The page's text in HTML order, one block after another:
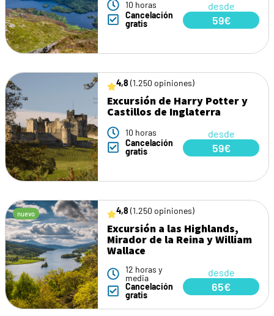
10 horas
Cancelación
gratis
desde
59€
4,8 (1.250 opiniones)
Excursión de Harry Potter y
Castillos de Inglaterra
10 horas
Cancelación
gratis
desde
59€
nuevo 4,8 (1.250 opiniones)
Excursión a las Highlands,
Mirador de la Reina y William
Wallace
12 horas y
media
Cancelación
gratis
desde
65€